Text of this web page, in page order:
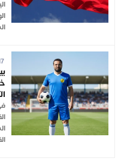
17 يناير 2026